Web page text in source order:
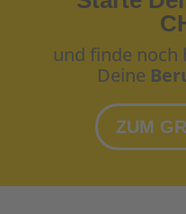
und finde noch
Deine
ZUM